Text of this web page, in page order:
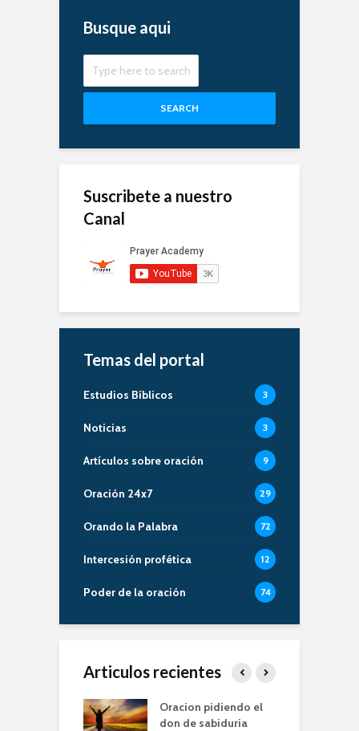
Busque aqui
SEARCH
Suscribete a nuestro
Canal
Temas del portal
Estudios Bíblicos 3
Noticias 3
Artículos sobre oración 9
Oración 24x7 29
Orando la Palabra 72
Intercesión profética 12
Poder de la oración 74
Articulos recientes
Oracion pidiendo el
don de sabiduria